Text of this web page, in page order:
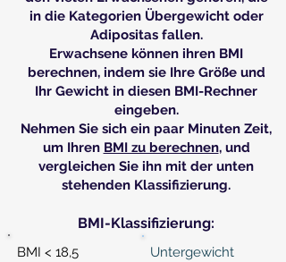
in die Kategorien Übergewicht oder
Adipositas fallen.
Erwachsene können ihren BMI
berechnen, indem sie Ihre Größe und
Ihr Gewicht in diesen BMI-Rechner
eingeben.
Nehmen Sie sich ein paar Minuten Zeit,
um Ihren BMI zu berechnen, und
vergleichen Sie ihn mit der unten
stehenden Klassifizierung.
BMI-Klassifizierung:
BMI < 18,5
Untergewicht